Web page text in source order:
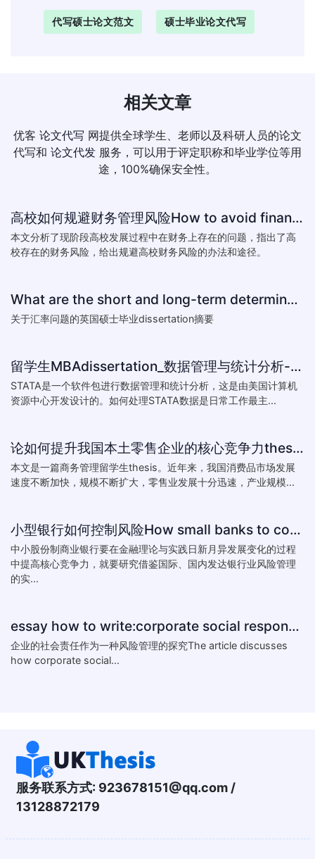
代写硕士论文范文 硕士毕业论文代写
相关文章
优客 论文代写 网提供全球学生、老师以及科研人员的论文
代写和 论文代发 服务，可以用于评定职称和毕业学位等用
途，100%确保安全性。
高校如何规避财务管理风险How to avoid financial risk management colleges
本文分析了现阶段高校发展过程中在财务上存在的问题，指出了高
校存在的财务风险，给出规避高校财务风险的办法和途径。
What are the short and long-term determinants of exchange ra
关于汇率问题的英国硕士毕业dissertation摘要
留学生MBAdissertation_数据管理与统计分析-如何处理STATA数据_How to deal with data with ST
STATA是一个软件包进行数据管理和统计分析，这是由美国计算机
资源中心开发设计的。如何处理STATA数据是日常工作最主...
论如何提升我国本土零售企业的核心竞争力thesis:The theory of how to improve the core competitiveness of domestic retail e
本文是一篇商务管理留学生thesis。近年来，我国消费品市场发展
速度不断加快，规模不断扩大，零售业发展十分迅速，产业规模...
小型银行如何控制风险How small banks to control risk
中小股份制商业银行要在金融理论与实践日新月异发展变化的过程
中提高核心竞争力，就要研究借鉴国际、国内发达银行业风险管理
的实...
essay how to write:corporate social responsibility practice
企业的社会责任作为一种风险管理的探究The article discusses
how corporate social...
服务联系方式: 923678151@qq.com /
13128872179